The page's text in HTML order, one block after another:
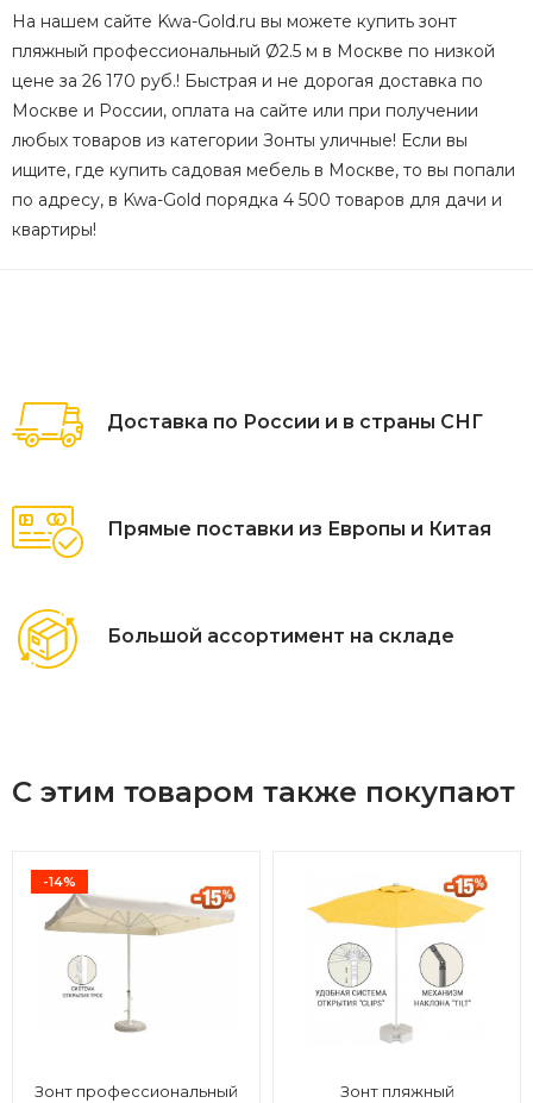
На нашем сайте Kwa-Gold.ru вы можете купить зонт
пляжный профессиональный Ø2.5 м в Москве по низкой
цене за 26 170 руб.! Быстрая и не дорогая доставка по
Москве и России, оплата на сайте или при получении
любых товаров из категории Зонты уличные! Если вы
ищите, где купить садовая мебель в Москве, то вы попали
по адресу, в Kwa-Gold порядка 4 500 товаров для дачи и
квартиры!
Доставка по России и в страны СНГ
Прямые поставки из Европы и Китая
Большой ассортимент на складе
С этим товаром также покупают
-14%
Зонт профессиональный
Зонт пляжный